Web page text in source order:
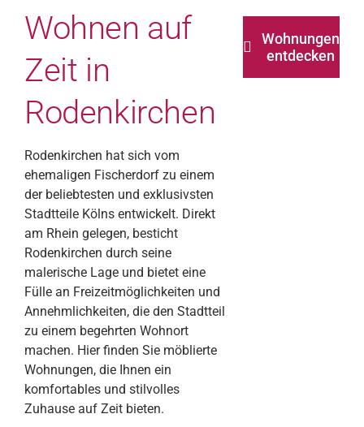
Wohnen auf
Zeit in
Rodenkirchen
Rodenkirchen hat sich vom
ehemaligen Fischerdorf zu einem
der beliebtesten und exklusivsten
Stadtteile Kölns entwickelt. Direkt
am Rhein gelegen, besticht
Rodenkirchen durch seine
malerische Lage und bietet eine
Fülle an Freizeitmöglichkeiten und
Annehmlichkeiten, die den Stadtteil
zu einem begehrten Wohnort
machen. Hier finden Sie möblierte
Wohnungen, die Ihnen ein
komfortables und stilvolles
Zuhause auf Zeit bieten.
Wohnungen
entdecken